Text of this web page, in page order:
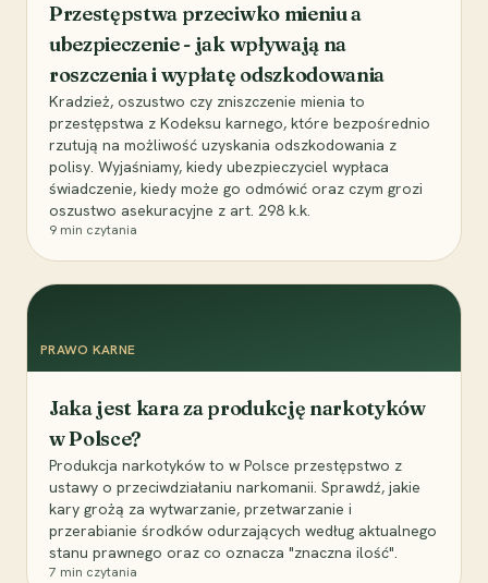
Przestępstwa przeciwko mieniu a
ubezpieczenie - jak wpływają na
roszczenia i wypłatę odszkodowania
Kradzież, oszustwo czy zniszczenie mienia to
przestępstwa z Kodeksu karnego, które bezpośrednio
rzutują na możliwość uzyskania odszkodowania z
polisy. Wyjaśniamy, kiedy ubezpieczyciel wypłaca
świadczenie, kiedy może go odmówić oraz czym grozi
oszustwo asekuracyjne z art. 298 k.k.
9 min czytania
PRAWO KARNE
Jaka jest kara za produkcję narkotyków
w Polsce?
Produkcja narkotyków to w Polsce przestępstwo z
ustawy o przeciwdziałaniu narkomanii. Sprawdź, jakie
kary grożą za wytwarzanie, przetwarzanie i
przerabianie środków odurzających według aktualnego
stanu prawnego oraz co oznacza "znaczna ilość".
7 min czytania